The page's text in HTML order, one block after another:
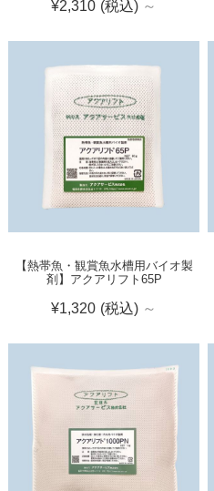
¥2,310 (税込) ～
【熱帯魚・観賞魚水槽用バイオ製
剤】アクアリフト65P
¥1,320 (税込) ～